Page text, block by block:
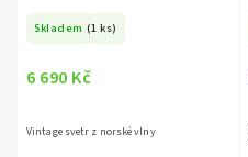
Skladem (1 ks)
6 690 Kč
Vintage svetr z norské vlny